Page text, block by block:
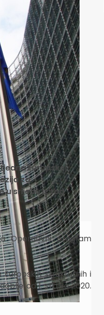
Europskoj
za
u srijedu iz tog
Operativni program
strukturnih i
od 1. srpnja 2020.